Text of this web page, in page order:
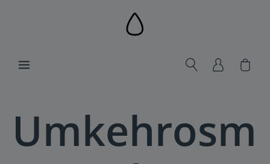
Umkehrosm